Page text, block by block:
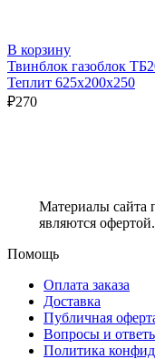
В корзину
Твинблок газоблок
Теплит 625х200х250
₽270
Материалы сайта
являются офертой.
Помощь
Оплата заказа
Доставка
Публичная
Вопросы и
Политика